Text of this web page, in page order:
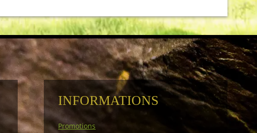
au
plus
ancien
INFORMATIONS
Promotions